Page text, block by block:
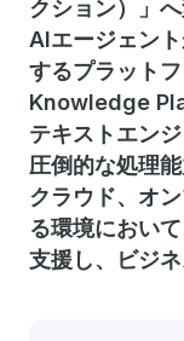
クション）」
AIエージェン
するプラット
Knowledge
テキストエン
圧倒的な処理
クラウド、オ
る環境におい
支援し、ビジ